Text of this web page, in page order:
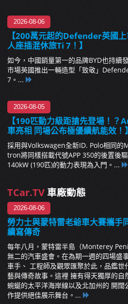
2026-08-06
【200萬元起的Defender英國
人座插混休旅Ti 7！】
如今，中國銷量第一的品牌BYD也持續
市場英國推出一輛造型「致敬」
7。...
2026-08-05
【190匹動力級距搶先登場！
車亮相 同場公布極優續航能效！】
採用與Volkswagen全新ID. Polo相同的
tron將同樣搭載代號APP 350的後置後
140kW (190匹)的動力表現為入門。...
TCar.TV 車廠動態
2026-08-06
勞力士與蒙特雷老爺車大賽攜手
續寫傳奇
每年八月，蒙特雷半島（Monterey
無二的汽車盛會。在為期一週的四場盛
車手、 工程師及觀眾匯聚於此，品鑑世
藝與傳奇故事。這裡 擁有得天獨厚的自
蜿蜒的太平洋海岸線以及北加州的 開闊
作提供絕佳展示舞台。...